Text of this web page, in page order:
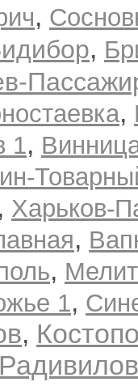
,
,
,
1,
, Харьков-
,
,
1,
,
Радивилов